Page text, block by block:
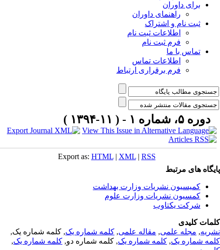
برای داوران
راهنمای داوران
ثبت نام و اشتراک
اطلاعات ثبت نام
فرم ثبت نام
تماس با ما
اطلاعات تماس
فرم برقراری ارتباط
دوره ۵، شماره ۱ - ( ۱۱-۱۳۹۴ )
Export as:HTML |XML|RSS
های مرتبط
کمیسیون نشریات وزارت بهداشت
کمسیون نشریات وزارت علوم
شرکت یکتاوب
کلیدی
,مجله علمی, مقاله علمی, کلمه شماره یک, کلمه شماره یک,
شماره یک,کلمه شماره یک, کلمه شماره دو,کلمه شماره یک,